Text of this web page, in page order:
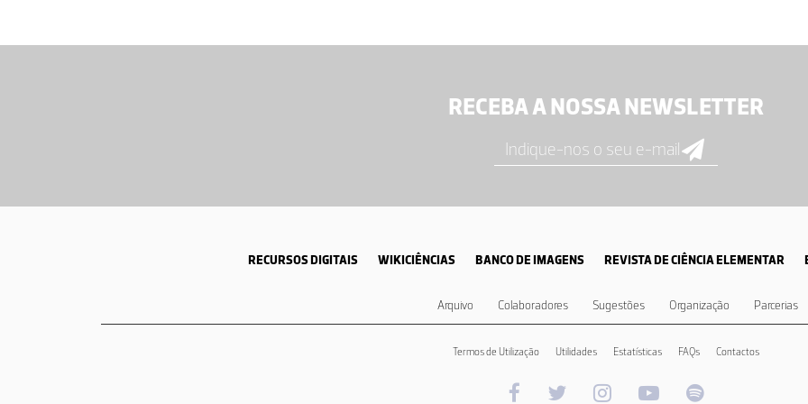
RECEBA A NOSSA NEWSLETTER
RECURSOS DIGITAIS WIKICIÊNCIAS BANCO DE IMAGENS REVISTA DE CIÊNCIA ELEMENTAR
Arquivo Colaboradores Sugestões Organização Parcerias
Termos de Utilização Utilidades Estatísticas FAQs Contactos